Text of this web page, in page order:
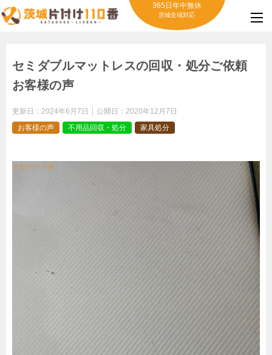
365日年中無休
茨城全域対応
セミダブルマットレスの回収・処分ご依頼
お客様の声
更新日： 2024年6月7日 公開日： 2020年12月7日
お客様の声
不用品回収・処分 家具処分